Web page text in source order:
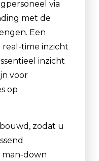
via
met de
Een
time inzicht
inzicht
voor
op
zodat u
down